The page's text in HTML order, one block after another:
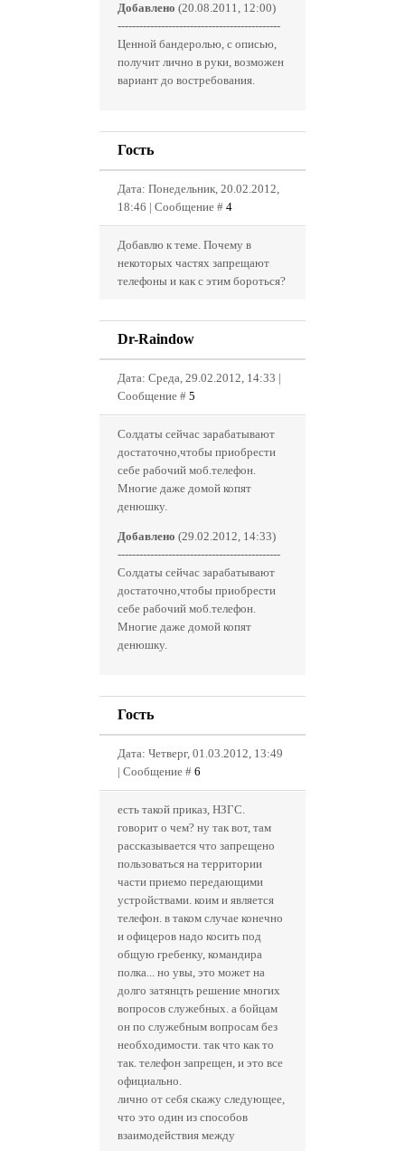
Добавлено (20.08.2011, 12:00)
---------------------------------------------
Ценной бандеролью, с описью,
получит лично в руки, возможен
вариант до востребования.
Гость
Дата: Понедельник, 20.02.2012,
18:46 | Сообщение # 4
Добавлю к теме. Почему в
некоторых частях запрещают
телефоны и как с этим бороться?
Dr-Raindow
Дата: Среда, 29.02.2012, 14:33 |
Сообщение # 5
Солдаты сейчас зарабатывают
достаточно,чтобы приобрести
себе рабочий моб.телефон.
Многие даже домой копят
денюшку.
Добавлено (29.02.2012, 14:33)
---------------------------------------------
Солдаты сейчас зарабатывают
достаточно,чтобы приобрести
себе рабочий моб.телефон.
Многие даже домой копят
денюшку.
Гость
Дата: Четверг, 01.03.2012, 13:49
| Сообщение # 6
есть такой приказ, НЗГС.
говорит о чем? ну так вот, там
рассказывается что запрещено
пользоваться на территории
части приемо передающими
устройствами. коим и является
телефон. в таком случае конечно
и офицеров надо косить под
общую гребенку, командира
полка... но увы, это может на
долго затянцть решение многих
вопросов служебных. а бойцам
он по служебным вопросам без
необходимости. так что как то
так. телефон запрещен, и это все
официально.
лично от себя скажу следующее,
что это один из способов
взаимодействия между